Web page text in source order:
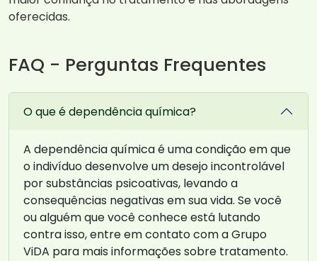
oferecidas.
FAQ - Perguntas Frequentes
O que é dependência química?
A dependência química é uma condição em que
o indivíduo desenvolve um desejo incontrolável
por substâncias psicoativas, levando a
consequências negativas em sua vida. Se você
ou alguém que você conhece está lutando
contra isso, entre em contato com a Grupo
ViDA para mais informações sobre tratamento.